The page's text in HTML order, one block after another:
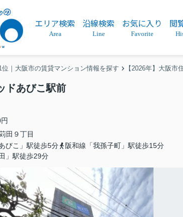
エリア検索
Area
沿線検索
Line
お気に入り
Favorite
閲
位｜大阪市の賃貸マンション情報を探す 【2026年】大阪
ドあびこ駅前
田 ９丁目
びこ」駅徒歩5分
阪和線「我孫子町」駅徒歩15分
」駅徒歩29分